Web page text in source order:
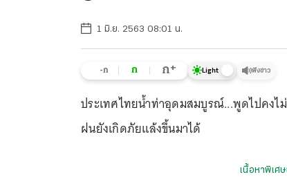
1 มิ.ย. 2563 08:01 น.
-ก ก ก+ Light ฟังข่าว
ประเทศไทยน้ำท่าอุดมสมบูรณ์...พูดไปคงไ
ฝนยังเกิดภัยแล้งขึ้นมาได้
เนื้อหาพิเศ